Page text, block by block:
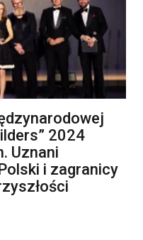
2024
Uznani
i zagranicy